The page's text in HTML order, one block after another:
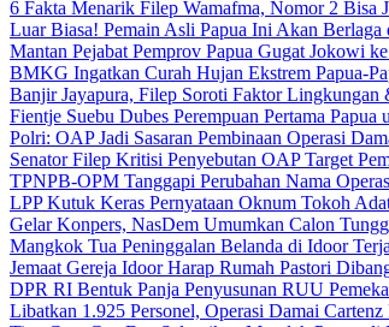
6 Fakta Menarik Filep Wamafma, Nomor 2 Bisa
Luar Biasa! Pemain Asli Papua Ini Akan Berlaga
Mantan Pejabat Pemprov Papua Gugat Jokowi
BMKG Ingatkan Curah Hujan Ekstrem Papua-
Banjir Jayapura, Filep Soroti Faktor Lingkungan
Fientje Suebu Dubes Perempuan Pertama Papua
Polri: OAP Jadi Sasaran Pembinaan Operasi
Senator Filep Kritisi Penyebutan OAP Target
TPNPB-OPM Tanggapi Perubahan Nama
LPP Kutuk Keras Pernyataan Oknum Tokoh
Gelar Konpers, NasDem Umumkan Calon
Mangkok Tua Peninggalan Belanda di Idoor
Jemaat Gereja Idoor Harap Rumah Pastori
DPR RI Bentuk Panja Penyusunan RUU
Libatkan 1.925 Personel, Operasi Damai